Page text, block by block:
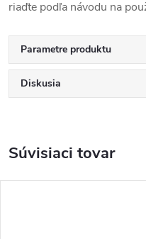
riaďte podľa návodu na
Parametre produktu
Diskusia
Súvisiaci tovar